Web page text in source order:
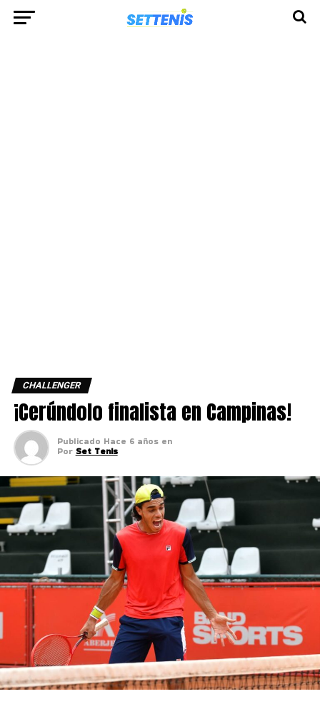
CHALLENGER
¡Cerúndolo finalista en Campinas!
Publicado Hace 6 años en
Por Set Tenis